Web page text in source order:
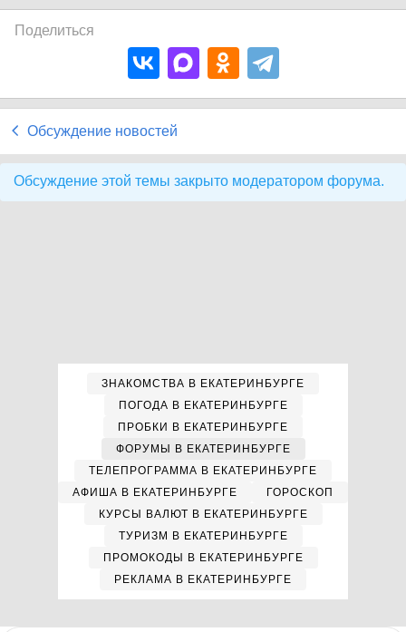
Поделиться
Обсуждение новостей
Обсуждение этой темы закрыто модератором форума.
ЗНАКОМСТВА В ЕКАТЕРИНБУРГЕ
ПОГОДА В ЕКАТЕРИНБУРГЕ
ПРОБКИ В ЕКАТЕРИНБУРГЕ
ФОРУМЫ В ЕКАТЕРИНБУРГЕ
ТЕЛЕПРОГРАММА В ЕКАТЕРИНБУРГЕ
АФИША В ЕКАТЕРИНБУРГЕ
ГОРОСКОП
КУРСЫ ВАЛЮТ В ЕКАТЕРИНБУРГЕ
ТУРИЗМ В ЕКАТЕРИНБУРГЕ
ПРОМОКОДЫ В ЕКАТЕРИНБУРГЕ
РЕКЛАМА В ЕКАТЕРИНБУРГЕ